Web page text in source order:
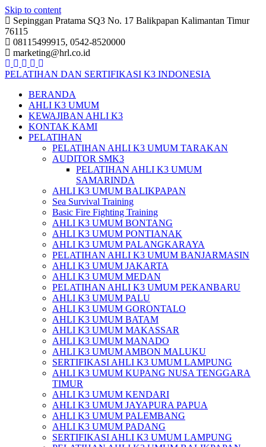
Skip to content
Sepinggan Pratama SQ3 No. 17 Balikpapan Kalimantan Timur
76115
08115499915, 0542-8520000
marketing@hrl.co.id
PELATIHAN DAN SERTIFIKASI K3 INDONESIA
BERANDA
AHLI K3 UMUM
KEWAJIBAN AHLI K3
KONTAK KAMI
PELATIHAN
PELATIHAN AHLI K3 UMUM TARAKAN
AUDITOR SMK3
PELATIHAN AHLI K3 UMUM
SAMARINDA
AHLI K3 UMUM BALIKPAPAN
Sea Survival Training
Basic Fire Fighting Training
AHLI K3 UMUM BONTANG
AHLI K3 UMUM PONTIANAK
AHLI K3 UMUM PALANGKARAYA
PELATIHAN AHLI K3 UMUM BANJARMASIN
AHLI K3 UMUM JAKARTA
AHLI K3 UMUM MEDAN
PELATIHAN AHLI K3 UMUM PEKANBARU
AHLI K3 UMUM PALU
AHLI K3 UMUM GORONTALO
AHLI K3 UMUM BATAM
AHLI K3 UMUM MAKASSAR
AHLI K3 UMUM MANADO
AHLI K3 UMUM AMBON MALUKU
SERTIFIKASI AHLI K3 UMUM LAMPUNG
AHLI K3 UMUM KUPANG NUSA TENGGARA
TIMUR
AHLI K3 UMUM KENDARI
AHLI K3 UMUM JAYAPURA PAPUA
AHLI K3 UMUM PALEMBANG
AHLI K3 UMUM PADANG
SERTIFIKASI AHLI K3 UMUM LAMPUNG